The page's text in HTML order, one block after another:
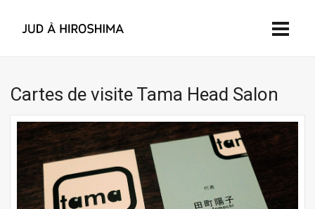
Cartes de visite Tama Head Salon